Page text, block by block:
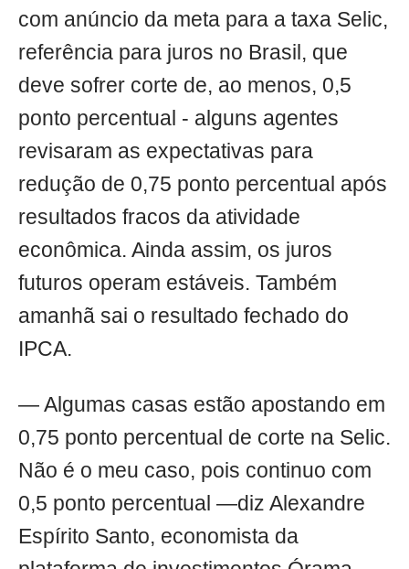
com anúncio da meta para a taxa Selic,
referência para juros no Brasil, que
deve sofrer corte de, ao menos, 0,5
ponto percentual - alguns agentes
revisaram as expectativas para
redução de 0,75 ponto percentual após
resultados fracos da atividade
econômica. Ainda assim, os juros
futuros operam estáveis. Também
amanhã sai o resultado fechado do
IPCA.
— Algumas casas estão apostando em
0,75 ponto percentual de corte na Selic.
Não é o meu caso, pois continuo com
0,5 ponto percentual —diz Alexandre
Espírito Santo, economista da